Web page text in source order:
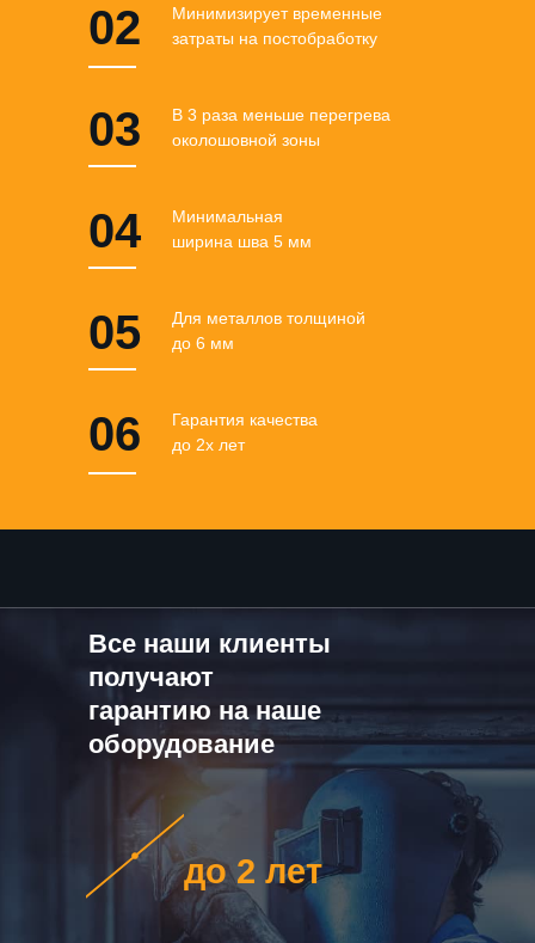
Минимальная
ширина шва 5 мм
Минимизирует временные
затраты на постобработку
Для металлов толщиной
до 6 мм
В 3 раза меньше перегрева
околошовной зоны
Гарантия качества
до 2х лет
02
03
04
05
06
Все наши клиенты
получают
гарантию на наше
оборудование
до 2 лет